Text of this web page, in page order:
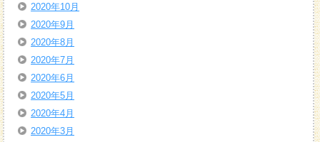
2020年10月
2020年9月
2020年8月
2020年7月
2020年6月
2020年5月
2020年4月
2020年3月